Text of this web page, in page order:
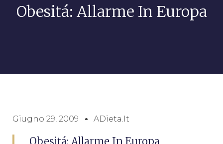
Obesitá: Allarme In Europa
Giugno 29, 2009 ADieta.it
Obesitá: Allarme In Europa